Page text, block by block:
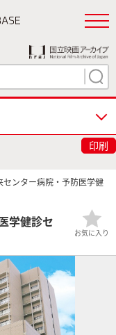
印刷
センター病院・予防医学健
学健診セ
お気に入り